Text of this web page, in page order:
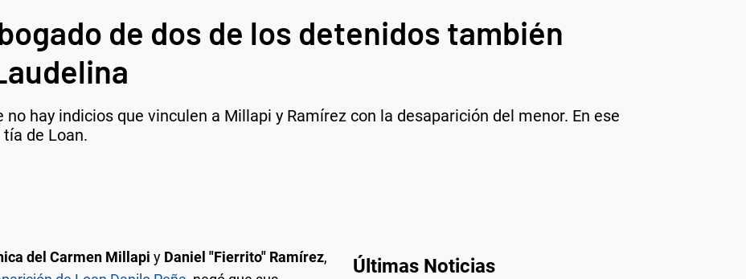
de dos de los detenidos también
hay indicios que vinculen a Millapi y Ramírez con la desaparición del menor. En ese
de Loan.
del Carmen Millapi y Daniel "Fierrito" Ramírez,
Últimas Noticias